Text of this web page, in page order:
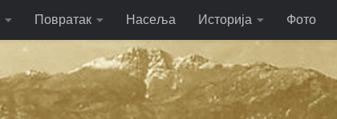
Повратак Насеља Историја Фото